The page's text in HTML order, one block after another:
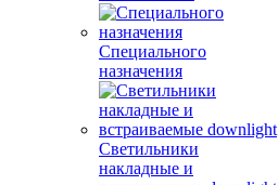
Специального
назначения
Светильники
накладные и